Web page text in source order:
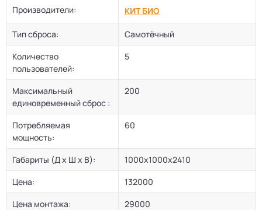
Производители: КИТ БИО
Тип сброса:
Самотёчный
Количество
пользователей:
5
Максимальный
единовременный сброс :
200
Потребляемая
мощность:
60
Габариты (Д х Ш х В):
1000х1000х2410
Цена:
132000
Цена монтажа:
29000